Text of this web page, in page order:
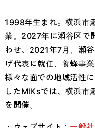
1998年生まれ。横浜市
業。2027年に瀬谷区で
わせ、2021年7月、瀬
げ代表に就任、養蜂事
様々な面での地域活性
したMIKsでは、横浜市
を開催。